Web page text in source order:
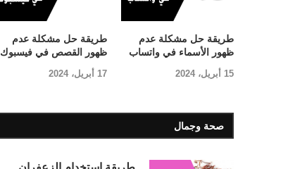
طريقة حل مشكلة عدم
ظهور القصص في فيسبوك
17 أبريل، 2024
طريقة حل مشكلة عدم
ظهور الأسماء في واتساب
15 أبريل، 2024
صحة وجمال